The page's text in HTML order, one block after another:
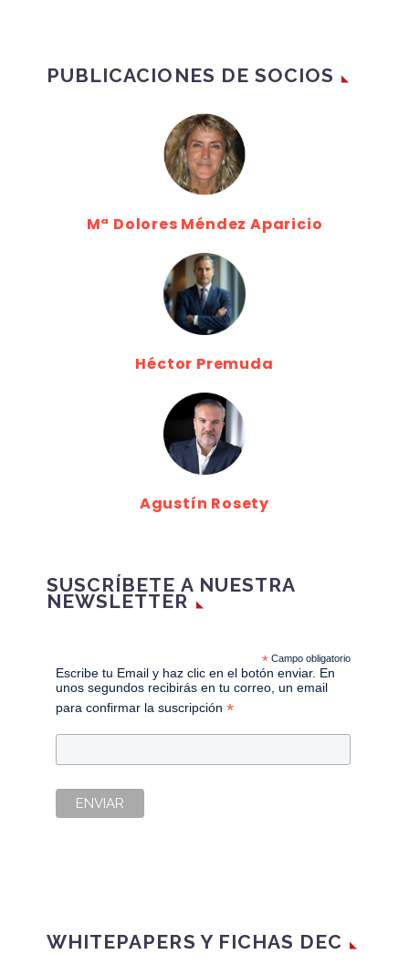
PUBLICACIONES DE SOCIOS
Mª Dolores Méndez Aparicio
Héctor Premuda
Agustín Rosety
SUSCRÍBETE A NUESTRA
NEWSLETTER
*Campo obligatorio
Escribe tu Email y haz clic en el botón enviar. En
unos segundos recibirás en tu correo, un email
para confirmar la suscripción*
WHITEPAPERS Y FICHAS DEC